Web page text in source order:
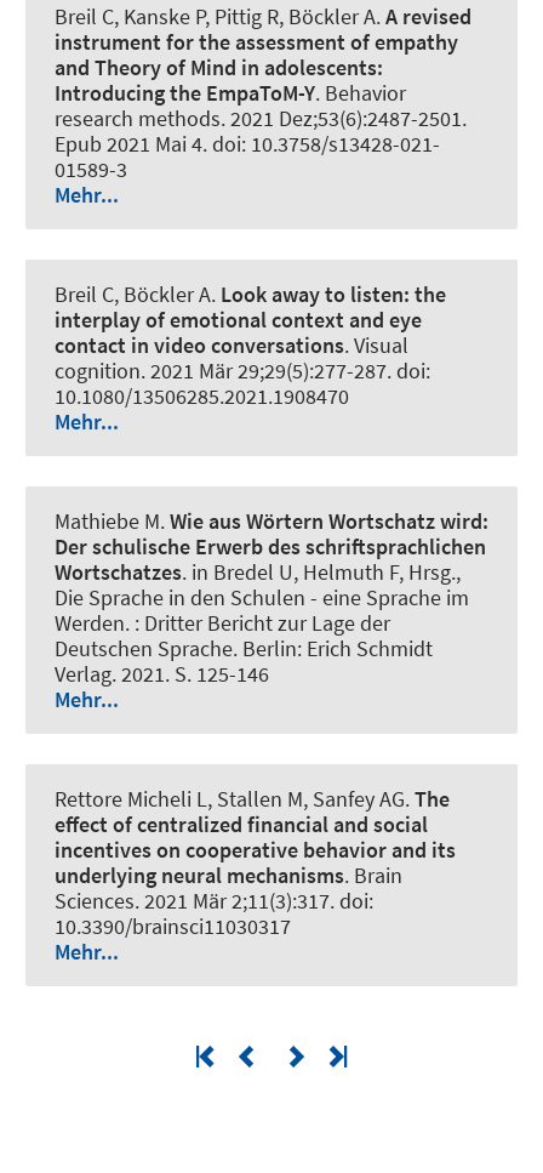
Breil C, Kanske P, Pittig R, Böckler A.A revised
instrument for the assessment of empathy
and Theory of Mind in adolescents:
Introducing the EmpaToM-Y. Behavior
research methods. 2021 Dez;53(6):2487-2501.
Epub 2021 Mai 4. doi: 10.3758/s13428-021-
01589-3
Mehr...
Breil C, Böckler A. Look away to listen: the
interplay of emotional context and eye
contact in video conversations.Visual
cognition. 2021 Mär 29;29(5):277-287. doi:
10.1080/13506285.2021.1908470
Mehr...
Mathiebe M.Wie aus Wörtern Wortschatz wird:
Der schulische Erwerb des schriftsprachlichen
Wortschatzes. in Bredel U, Helmuth F, Hrsg.,
Die Sprache in den Schulen - eine Sprache im
Werden. : Dritter Bericht zur Lage der
Deutschen Sprache. Berlin: Erich Schmidt
Verlag. 2021. S. 125-146
Mehr...
Rettore Micheli L, Stallen M, Sanfey AG.The
effect of centralized financial and social
incentives on cooperative behavior and its
underlying neural mechanisms. Brain
Sciences. 2021 Mär 2;11(3):317. doi:
10.3390/brainsci11030317
Mehr...